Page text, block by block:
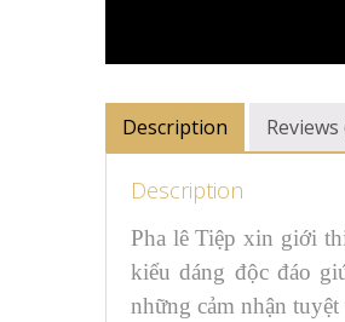
Description Reviews
Description
Pha lê Tiệp xin giới
kiểu dáng độc đáo
những cảm nhận